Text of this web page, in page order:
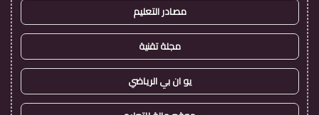
مصادر التعليم
مجلة تقنية
يو ان بي الرياضي